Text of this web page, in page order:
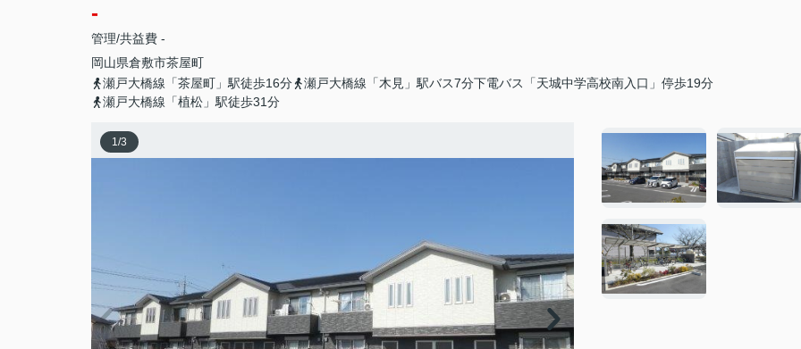
-
管理/共益費 -
岡山県倉敷市茶屋町
瀬戸大橋線「茶屋町」駅徒歩16分
瀬戸大橋線「木見」駅バス7分下電バス「天城中学高校南入口」停歩19分
瀬戸大橋線「植松」駅徒歩31分
1/3